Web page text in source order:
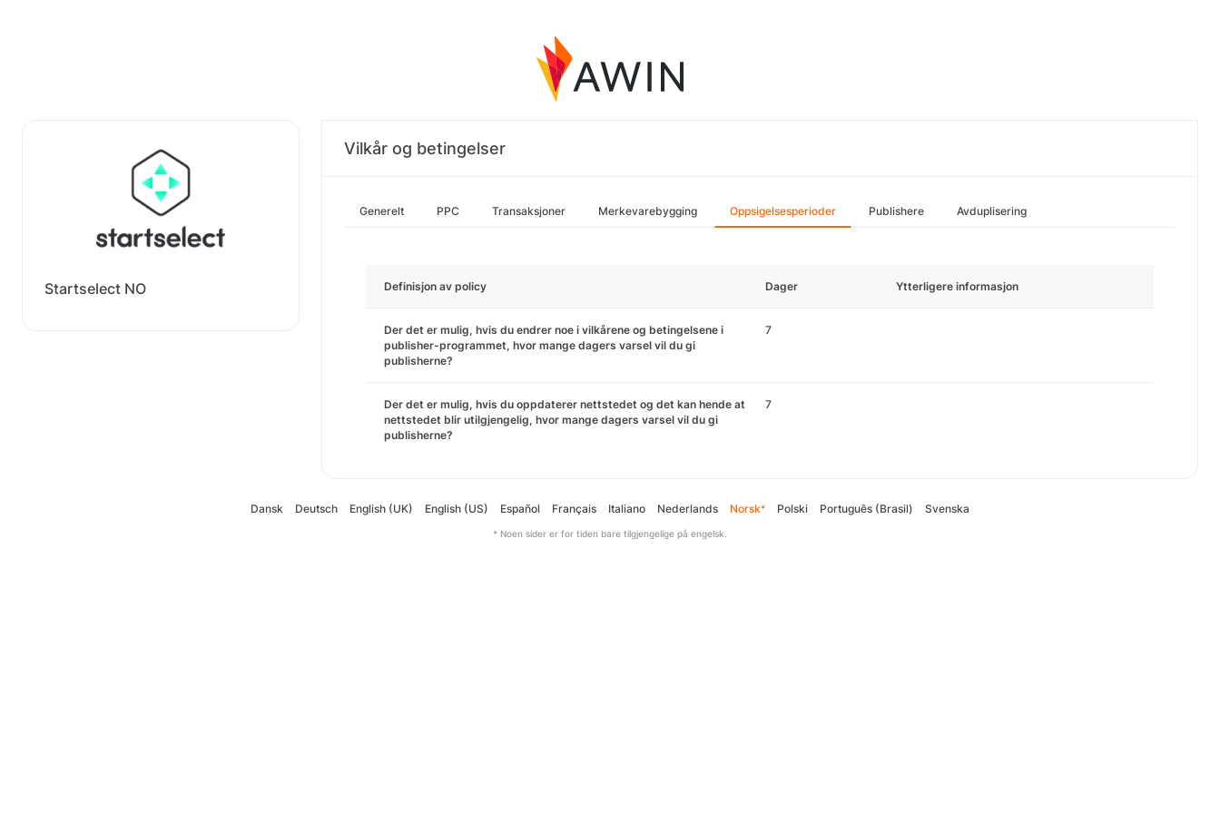
Startselect NO
Vilkår og betingelser
Generelt PPC Transaksjoner Merkevarebygging Oppsigelsesperioder Publishere Avduplisering
Definisjon av policy Dager Ytterligere informasjon
Der det er mulig, hvis du endrer noe i vilkårene og betingelsene i
publisher-programmet, hvor mange dagers varsel vil du gi
publisherne?
7
Der det er mulig, hvis du oppdaterer nettstedet og det kan hende at
nettstedet blir utilgjengelig, hvor mange dagers varsel vil du gi
publisherne?
7
Dansk Deutsch English (UK) English (US) Español Français Italiano Nederlands Norsk* Polski Português (Brasil) Svenska
* Noen sider er for tiden bare tilgjengelige på engelsk.